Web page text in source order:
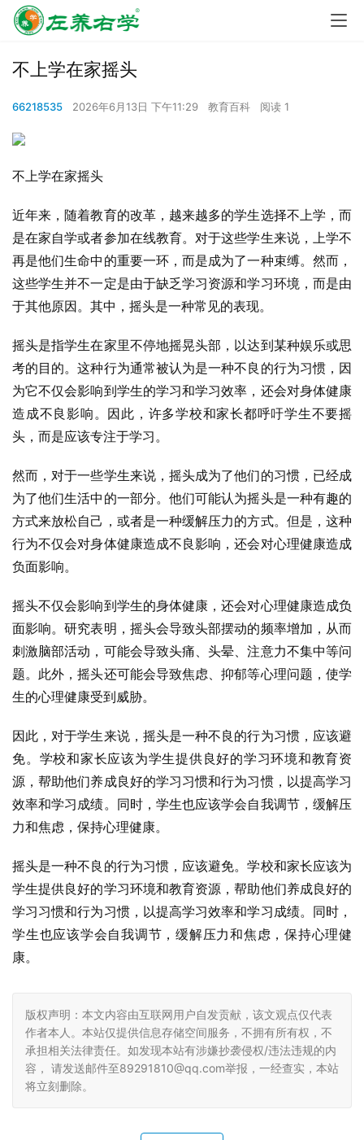
不上学在家摇头
66218535 2026年6月13日 下午11:29 教育百科 阅读 1
不上学在家摇头
近年来，随着教育的改革，越来越多的学生选择不上学，而
是在家自学或者参加在线教育。对于这些学生来说，上学不
再是他们生命中的重要一环，而是成为了一种束缚。然而，
这些学生并不一定是由于缺乏学习资源和学习环境，而是由
于其他原因。其中，摇头是一种常见的表现。
摇头是指学生在家里不停地摇晃头部，以达到某种娱乐或思
考的目的。这种行为通常被认为是一种不良的行为习惯，因
为它不仅会影响到学生的学习和学习效率，还会对身体健康
造成不良影响。因此，许多学校和家长都呼吁学生不要摇
头，而是应该专注于学习。
然而，对于一些学生来说，摇头成为了他们的习惯，已经成
为了他们生活中的一部分。他们可能认为摇头是一种有趣的
方式来放松自己，或者是一种缓解压力的方式。但是，这种
行为不仅会对身体健康造成不良影响，还会对心理健康造成
负面影响。
摇头不仅会影响到学生的身体健康，还会对心理健康造成负
面影响。研究表明，摇头会导致头部摆动的频率增加，从而
刺激脑部活动，可能会导致头痛、头晕、注意力不集中等问
题。此外，摇头还可能会导致焦虑、抑郁等心理问题，使学
生的心理健康受到威胁。
因此，对于学生来说，摇头是一种不良的行为习惯，应该避
免。学校和家长应该为学生提供良好的学习环境和教育资
源，帮助他们养成良好的学习习惯和行为习惯，以提高学习
效率和学习成绩。同时，学生也应该学会自我调节，缓解压
力和焦虑，保持心理健康。
摇头是一种不良的行为习惯，应该避免。学校和家长应该为
学生提供良好的学习环境和教育资源，帮助他们养成良好的
学习习惯和行为习惯，以提高学习效率和学习成绩。同时，
学生也应该学会自我调节，缓解压力和焦虑，保持心理健
康。
版权声明：本文内容由互联网用户自发贡献，该文观点仅代表
作者本人。本站仅提供信息存储空间服务，不拥有所有权，不
承担相关法律责任。如发现本站有涉嫌抄袭侵权/违法违规的内
容， 请发送邮件至89291810@qq.com举报，一经查实，本站
将立刻删除。